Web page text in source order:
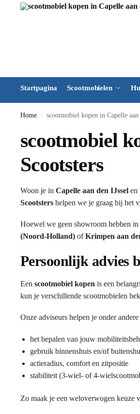
Startpagina Scootmobielen
Home / scootmobiel kopen in Capelle
scootmobiel
Scootsters
Woon je in Capelle aan den IJsselen
Scootstershelpen we je graag bij het
Hoewel we geen showroom hebben
(Noord-Holland)ofKrimpen aan
Persoonlijk advies
Een scootmobiel kopen is een
kun je verschillende scootmobielen
Onze adviseurs helpen je onder andere
het bepalen van jouw
gebruik binnenshuis en/of
actieradius, comfort en zitpositie
stabiliteit (3-wiel- of 4-
Zo maak je een weloverwogen keuze